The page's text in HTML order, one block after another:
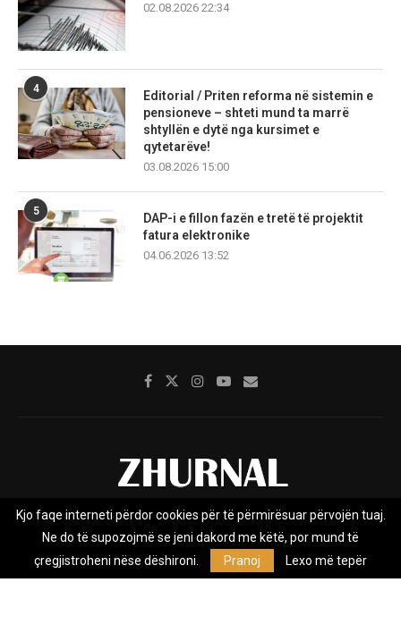
02.08.2026 22:34
4
Editorial / Priten reforma në sistemin e
pensioneve – shteti mund ta marrë
shtyllën e dytë nga kursimet e
qytetarëve!
03.08.2026 15:00
5
DAP-i e fillon fazën e tretë të projektit
fatura elektronike
04.06.2026 13:52
Rreth nesh Impresumi Marketing
Privacy Policy
Zhurnal.mk është Agjenci e Lajmeve e pavarur, e themeluar në vitin
Kjo faqe interneti përdor cookies për të përmirësuar përvojën tuaj.
Ne do të supozojmë se jeni dakord me këtë, por mund të
çregjistroheni nëse dëshironi.
Pranoj Lexo më tepër